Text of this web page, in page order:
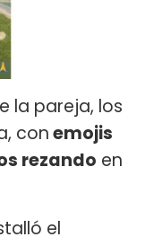
la pareja, los
conemojis
rezando en
el